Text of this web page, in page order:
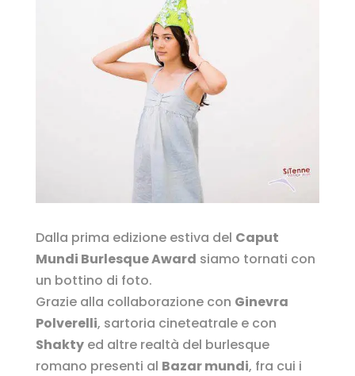
Dalla prima edizione estiva del Caput
Mundi Burlesque Award siamo tornati con
un bottino di foto.
Grazie alla collaborazione con Ginevra
Polverelli, sartoria cineteatrale e con
Shaktyed altre realtà del burlesque
romano presenti al Bazar mundi, fra cui i